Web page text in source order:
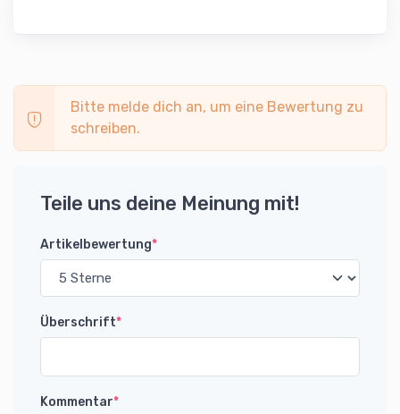
Bitte melde dich an, um eine Bewertung zu
schreiben.
Teile uns deine Meinung mit!
Artikelbewertung*
Überschrift*
Kommentar*